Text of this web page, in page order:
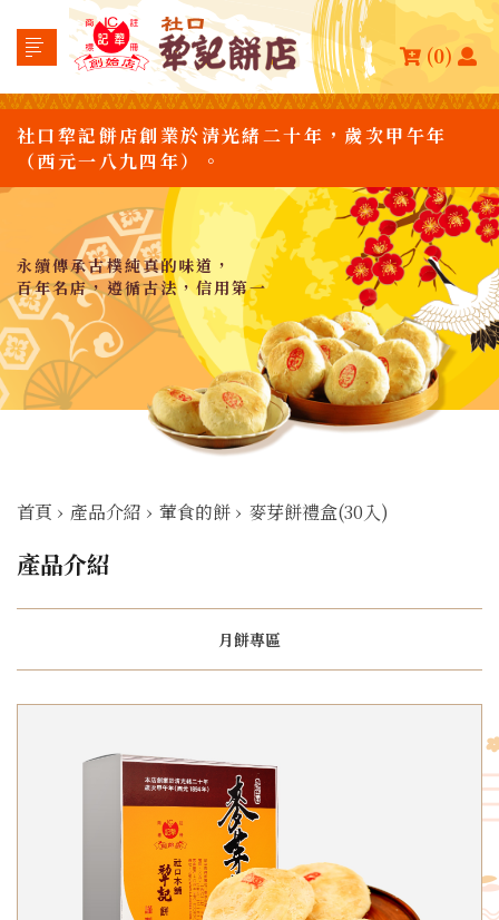
(0)
社口犂記餅店創業於清光緒二十年，歲次甲午年
（西元一八九四年）。
永續傳承古樸純真的味道，
百年名店，遵循古法，信用第一
首頁 › 產品介紹 › 葷食的餅 › 麥芽餅禮盒(30入)
產品介紹
月餅專區